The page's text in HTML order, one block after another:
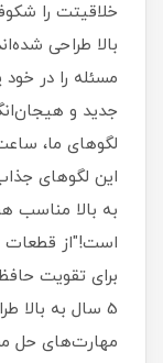
بالا طراحی
مسئله را در
جدید و
لگوهای ما،
به بالا مناسب
است!"از قطعات
برای تقویت
5 سال به
مهارت‌های حل